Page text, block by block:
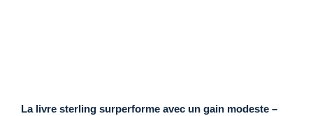
La livre sterling surperforme avec un gain modeste –